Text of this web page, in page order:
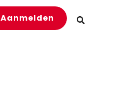
Aanmelden Zoeken